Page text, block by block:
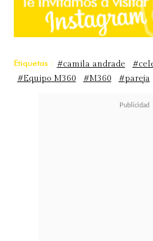
Etiquetas : #camila andrade
#Equipo M360
#M360 #pareja